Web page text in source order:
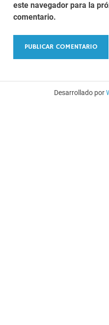
este navegador para la
comentario.
Desarrollado por